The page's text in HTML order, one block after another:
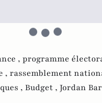
, programme
, rassemblement
, Budget , Jordan